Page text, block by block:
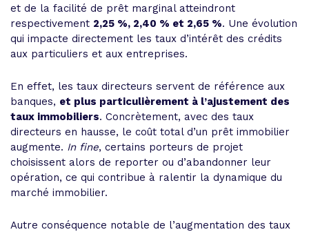
et de la facilité de prêt marginal atteindront
respectivement 2,25 %, 2,40 % et 2,65 %. Une évolution
qui impacte directement les taux d’intérêt des crédits
aux particuliers et aux entreprises.
En effet, les taux directeurs servent de référence aux
banques, et plus particulièrement à l’ajustement des
taux immobiliers. Concrètement, avec des taux
directeurs en hausse, le coût total d’un prêt immobilier
augmente. In fine, certains porteurs de projet
choisissent alors de reporter ou d’abandonner leur
opération, ce qui contribue à ralentir la dynamique du
marché immobilier.
Autre conséquence notable de l’augmentation des taux